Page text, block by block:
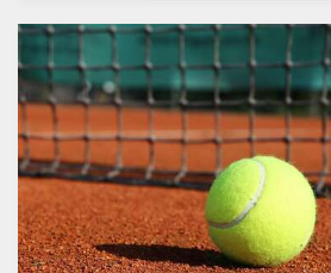
Mitglieder können aber bei
Padelspiel ausprobieren!
jemandem vom Vorstand an.